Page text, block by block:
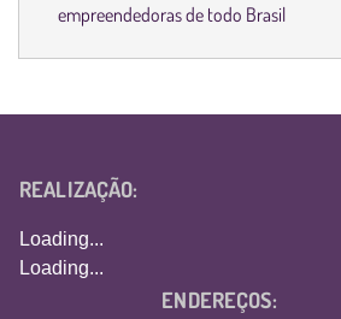
empreendedoras de todo Brasil
REALIZAÇÃO:
Loading...
Loading...
ENDEREÇOS: